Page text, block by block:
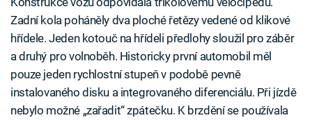
Zadní kola poháněly dva ploché řetězy vedené od klikové
hřídele. Jeden kotouč na hřídeli předlohy sloužil pro záběr
a druhý pro volnoběh. Historicky první automobil měl
pouze jeden rychlostní stupeň v podobě pevně
instalovaného disku a integrovaného diferenciálu. Při jízdě
nebylo možné „zařadit“ zpátečku. K brzdění se používala